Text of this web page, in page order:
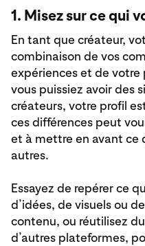
1. Misez sur ce qui
En tant que créateur,
combinaison de vos
expériences et de votre
vous puissiez avoir des
créateurs, votre profil
ces différences peut
et à mettre en avant ce
autres.
Essayez de repérer ce
d’idées, de visuels ou
contenu, ou réutilisez
d’autres plateformes,